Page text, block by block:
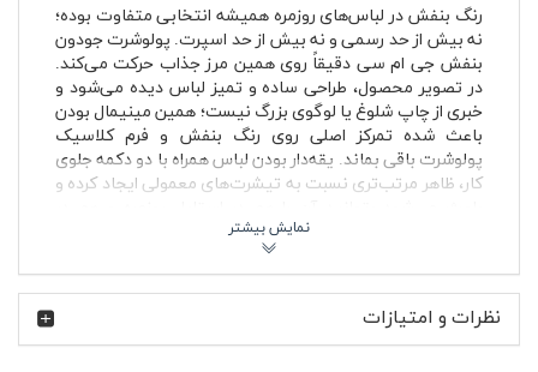
رنگ بنفش در لباس‌های روزمره همیشه انتخابی متفاوت بوده؛
نه بیش از حد رسمی و نه بیش از حد اسپرت. پولوشرت جودون
بنفش جی ام سی دقیقاً روی همین مرز جذاب حرکت می‌کند.
در تصویر محصول، طراحی ساده و تمیز لباس دیده می‌شود و
خبری از چاپ شلوغ یا لوگوی بزرگ نیست؛ همین مینیمال بودن
باعث شده تمرکز اصلی روی رنگ بنفش و فرم کلاسیک
پولوشرت باقی بماند. یقه‌دار بودن لباس همراه با دو دکمه جلوی
کار، ظاهر مرتب‌تری نسبت به تیشرت‌های معمولی ایجاد کرده و
موقعیت‌های نیمه‌رسمی استفاده کنید.
طراحی‌های جسورانه است؛ نامی که در دنیای ماشین، حس
استحکام و کارایی را منتقل می‌کند. در پولوشرت جودون بنفش
نظرات و امتیازات